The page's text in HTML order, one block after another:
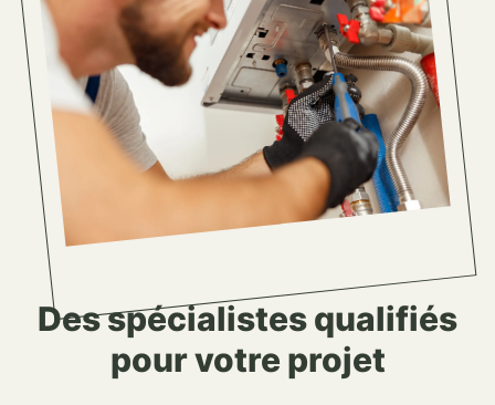
Des spécialistes qualifiés
pour votre projet